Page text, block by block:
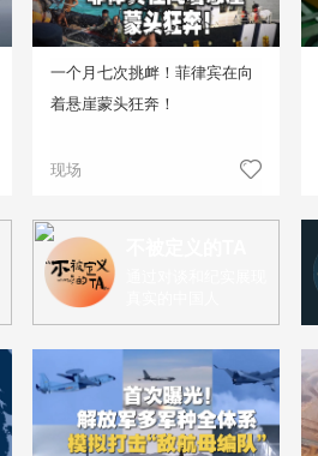
一个月七次挑衅！菲律宾在向
着悬崖蒙头狂奔！
现场